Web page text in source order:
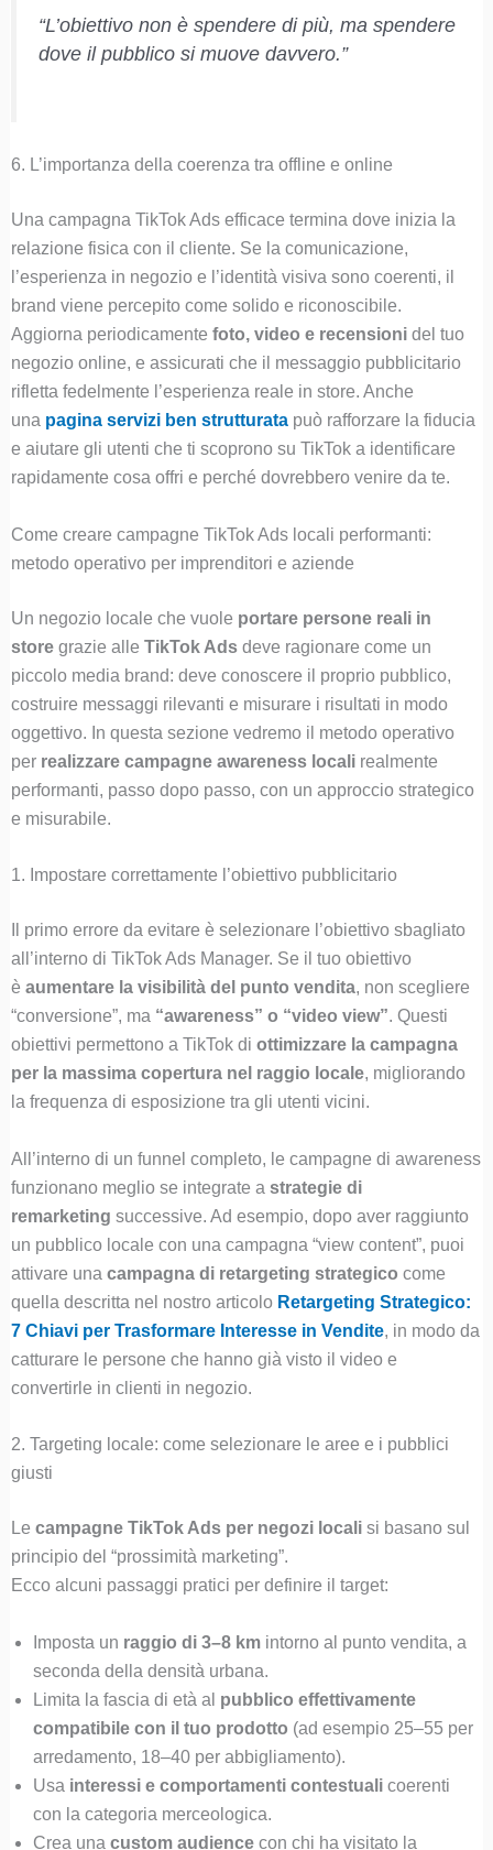
“L’obiettivo non è spendere di più, ma spendere
dove il pubblico si muove davvero.”
6. L’importanza della coerenza tra offline e online
Una campagna TikTok Ads efficace termina dove inizia la
relazione fisica con il cliente. Se la comunicazione,
l’esperienza in negozio e l’identità visiva sono coerenti, il
brand viene percepito come solido e riconoscibile.
Aggiorna periodicamente foto, video e recensionidel tuo
negozio online, e assicurati che il messaggio pubblicitario
rifletta fedelmente l’esperienza reale in store. Anche
una pagina servizi ben strutturatapuò rafforzare la fiducia
e aiutare gli utenti che ti scoprono su TikTok a identificare
rapidamente cosa offri e perché dovrebbero venire da te.
Come creare campagne TikTok Ads locali performanti:
metodo operativo per imprenditori e aziende
Un negozio locale che vuole portare persone reali in
storegrazie alle TikTok Adsdeve ragionare come un
piccolo media brand: deve conoscere il proprio pubblico,
costruire messaggi rilevanti e misurare i risultati in modo
oggettivo. In questa sezione vedremo il metodo operativo
per realizzare campagne awareness localirealmente
performanti, passo dopo passo, con un approccio strategico
e misurabile.
1. Impostare correttamente l’obiettivo pubblicitario
Il primo errore da evitare è selezionare l’obiettivo sbagliato
all’interno di TikTok Ads Manager. Se il tuo obiettivo
è aumentare la visibilità del punto vendita, non scegliere
“conversione”, ma “awareness” o “video view”. Questi
obiettivi permettono a TikTok di ottimizzare la campagna
per la massima copertura nel raggio locale, migliorando
la frequenza di esposizione tra gli utenti vicini.
All’interno di un funnel completo, le campagne di awareness
funzionano meglio se integrate a strategie di
remarketing successive. Ad esempio, dopo aver raggiunto
un pubblico locale con una campagna “view content”, puoi
attivare una campagna di retargeting strategico come
quella descritta nel nostro articolo Retargeting Strategico:
7 Chiavi per Trasformare Interesse in Vendite, in modo da
catturare le persone che hanno già visto il video e
convertirle in clienti in negozio.
2. Targeting locale: come selezionare le aree e i pubblici
giusti
Le campagne TikTok Ads per negozi localisi basano sul
principio del “prossimità marketing”.
Ecco alcuni passaggi pratici per definire il target:
Imposta un raggio di 3–8 kmintorno al punto vendita, a
seconda della densità urbana.
Limita la fascia di età al pubblico effettivamente
compatibile con il tuo prodotto (ad esempio 25–55 per
arredamento, 18–40 per abbigliamento).
Usa interessi e comportamenti contestualicoerenti
con la categoria merceologica.
Crea una custom audiencecon chi ha visitato la